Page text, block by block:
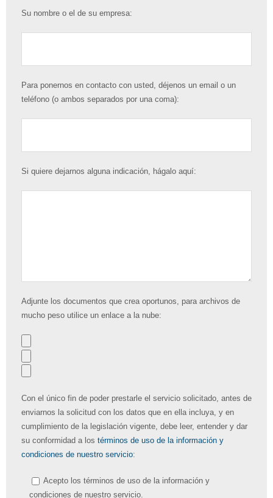
Su nombre o el de su empresa:
Para ponernos en contacto con usted, déjenos un email o un
teléfono (o ambos separados por una coma):
Si quiere dejarnos alguna indicación, hágalo aquí:
Adjunte los documentos que crea oportunos, para archivos de
mucho peso utilice un enlace a la nube:
Con el único fin de poder prestarle el servicio solicitado, antes de
enviarnos la solicitud con los datos que en ella incluya, y en
cumplimiento de la legislación vigente, debe leer, entender y dar
su conformidad a los términos de uso de la información y
condiciones de nuestro servicio:
Acepto los términos de uso de la información y
condiciones de nuestro servicio.